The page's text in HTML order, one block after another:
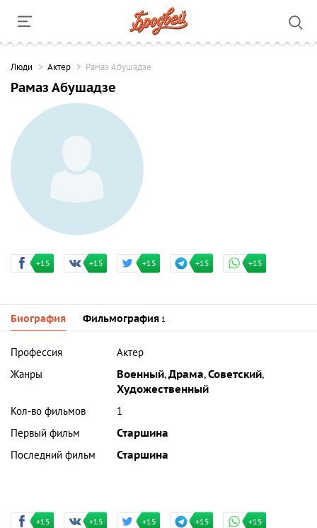
Люди Актер Рамаз Абушадзе
Рамаз Абушадзе
+15 +15 +15 +15 +15
Биография Фильмография 1
Профессия
Актер
Жанры
Военный,Драма,Советский,
Художественный
Кол-во фильмов
1
Первый фильм
Старшина
Последний фильм
Старшина
+15 +15 +15 +15 +15